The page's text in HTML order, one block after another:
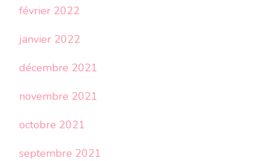
février 2022
janvier 2022
décembre 2021
novembre 2021
octobre 2021
septembre 2021